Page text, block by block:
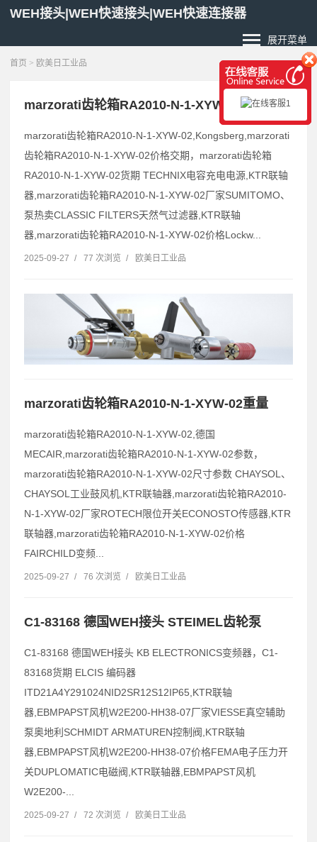
WEH接头|WEH快速接头|WEH快速连接器
展开菜单
首页 > 欧美日工业品
marzorati齿轮箱RA2010-N-1-XYW-02采购
marzorati齿轮箱RA2010-N-1-XYW-02,Kongsberg,marzorati
齿轮箱RA2010-N-1-XYW-02价格交期，marzorati齿轮箱
RA2010-N-1-XYW-02货期 TECHNIX电容充电电源,KTR联轴
器,marzorati齿轮箱RA2010-N-1-XYW-02厂家SUMITOMO、
泵热卖CLASSIC FILTERS天然气过滤器,KTR联轴
器,marzorati齿轮箱RA2010-N-1-XYW-02价格Lockw...
2025-09-27 / 77 次浏览 / 欧美日工业品
marzorati齿轮箱RA2010-N-1-XYW-02重量
marzorati齿轮箱RA2010-N-1-XYW-02,德国
MECAIR,marzorati齿轮箱RA2010-N-1-XYW-02参数，
marzorati齿轮箱RA2010-N-1-XYW-02尺寸参数 CHAYSOL、
CHAYSOL工业鼓风机,KTR联轴器,marzorati齿轮箱RA2010-
N-1-XYW-02厂家ROTECH限位开关ECONOSTO传感器,KTR
联轴器,marzorati齿轮箱RA2010-N-1-XYW-02价格
FAIRCHILD变频...
2025-09-27 / 76 次浏览 / 欧美日工业品
C1-83168 德国WEH接头 STEIMEL齿轮泵
C1-83168 德国WEH接头 KB ELECTRONICS变频器，C1-
83168货期 ELCIS 编码器
ITD21A4Y291024NID2SR12S12IP65,KTR联轴
器,EBMPAPST风机W2E200-HH38-07厂家VIESSE真空辅助
泵奥地利SCHMIDT ARMATUREN控制阀,KTR联轴
器,EBMPAPST风机W2E200-HH38-07价格FEMA电子压力开
关DUPLOMATIC电磁阀,KTR联轴器,EBMPAPST风机
W2E200-...
2025-09-27 / 72 次浏览 / 欧美日工业品